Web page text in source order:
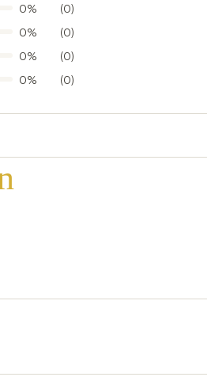
0%
(0)
0%
(0)
0%
(0)
0%
(0)